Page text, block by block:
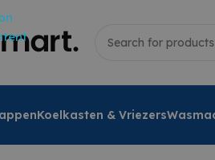
Koelkasten & Vriezers